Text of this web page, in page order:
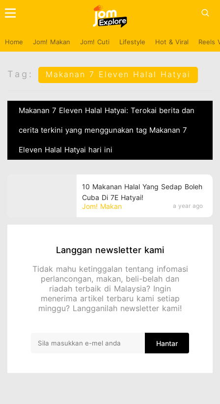
Home Jom! Makan Jom! Cuti Lifestyle Hot & Viral Reels
Tag: Makanan 7 Eleven Halal Hatyai
Makanan 7 Eleven Halal Hatyai: Terokai berita dan
cerita terkini yang menggunakan tag Makanan 7
Eleven Halal Hatyai hari ini
Jom! Makan a year ago
10 Makanan Halal Yang Sedap Boleh
Cuba Di 7E Hatyai!
Langgan newsletter kami
Tidak mahu ketinggalan tentang infomasi
perlancongan, makan, beli-belah dan
riadah terbaik di Malaysia? Ingin
menerima artikel terbaru kami setiap
minggu? Langganilah newsletter kami!
Hantar